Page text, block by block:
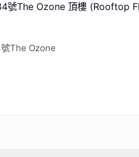
號The Ozone 頂樓 (Rooftop
The Ozone